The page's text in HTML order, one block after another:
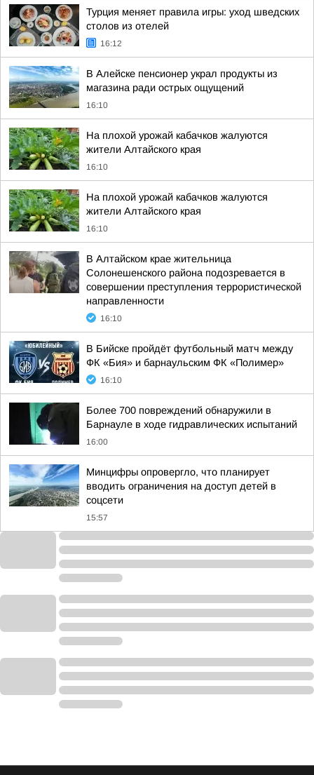
Турция меняет правила игры: уход шведских
столов из отелей
16:12
В Алейске пенсионер украл продукты из
магазина ради острых ощущений
16:10
На плохой урожай кабачков жалуются
жители Алтайского края
16:10
На плохой урожай кабачков жалуются
жители Алтайского края
16:10
В Алтайском крае жительница
Солонешенского района подозревается в
совершении преступления террористической
направленности
16:10
В Бийске пройдёт футбольный матч между
ФК «Бия» и барнаульским ФК «Полимер»
16:10
Более 700 повреждений обнаружили в
Барнауле в ходе гидравлических испытаний
16:00
Минцифры опровергло, что планирует
вводить ограничения на доступ детей в
соцсети
15:57